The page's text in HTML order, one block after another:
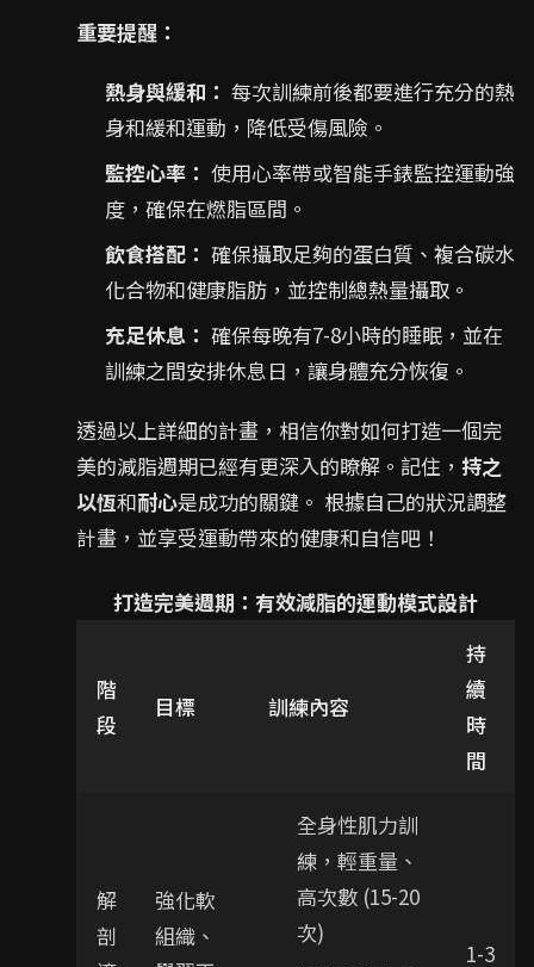
重要提醒：
熱身與緩和： 每次訓練前後都要進行充分的熱
身和緩和運動，降低受傷風險。
監控心率： 使用心率帶或智能手錶監控運動強
度，確保在燃脂區間。
飲食搭配： 確保攝取足夠的蛋白質、複合碳水
化合物和健康脂肪，並控制總熱量攝取。
充足休息： 確保每晚有7-8小時的睡眠，並在
訓練之間安排休息日，讓身體充分恢復。
透過以上詳細的計畫，相信你對如何打造一個完
美的減脂週期已經有更深入的瞭解。記住， 持之
以恆和耐心是成功的關鍵。 根據自己的狀況調整
計畫，並享受運動帶來的健康和自信吧！
打造完美週期：有效減脂的運動模式設計
階
段
目標 訓練內容
持
續
時
間
解
剖
強化軟
組織、
全身性肌力訓
練，輕重量、
高次數 (15-20
次)
1-3